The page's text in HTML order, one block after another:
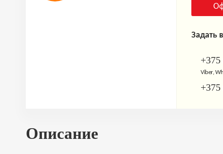
Задать
Viber,
Описание